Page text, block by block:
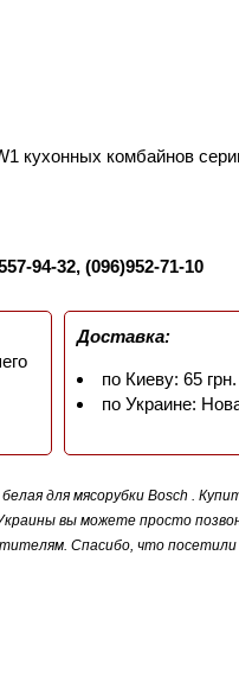
кухонных комбайнов
94-32, (096)952-71-10
Доставка:
по Киеву: 65 грн.
по Украине:
для мясорубки Bosch .
Украины вы можете просто
Спасибо, что посетили